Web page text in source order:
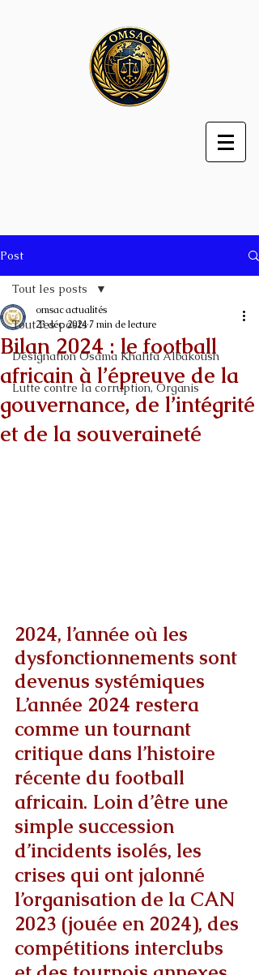
Post
Tout les posts
Désignation Osama Khalifa Albakoush
Lutte contre la corruption, Organis
Tout les posts
Bilan 2024 : le football
africain à l’épreuve de la
gouvernance, de l’intégrité
et de la souveraineté
omsac actualités
23 déc. 2024 7 min de lecture
2024, l’année où les
dysfonctionnements sont
devenus systémiques
L’année 2024 restera
comme un tournant
critique dans l’histoire
récente du football
africain. Loin d’être une
simple succession
d’incidents isolés, les
crises qui ont jalonné
l’organisation de la CAN
2023 (jouée en 2024), des
compétitions interclubs